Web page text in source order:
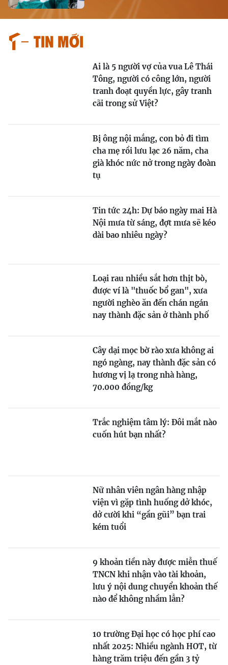
Tin mới
Ai là 5 người vợ của vua Lê Thái
Tông, người có công lớn, người
tranh đoạt quyền lực, gây tranh
cãi trong sử Việt?
Bị ông nội mắng, con bỏ đi tìm
cha mẹ rồi lưu lạc 26 năm, cha
già khóc nức nở trong ngày đoàn
tụ
Tin tức 24h: Dự báo ngày mai Hà
Nội mưa từ sáng, đợt mưa sẽ kéo
dài bao nhiêu ngày?
Loại rau nhiều sắt hơn thịt bò,
được ví là "thuốc bổ gan", xưa
người nghèo ăn đến chán ngán
nay thành đặc sản ở thành phố
Cây dại mọc bờ rào xưa không ai
ngó ngàng, nay thành đặc sản có
hương vị lạ trong nhà hàng,
70.000 đồng/kg
Trắc nghiệm tâm lý: Đôi mắt nào
cuốn hút bạn nhất?
Nữ nhân viên ngân hàng nhập
viện vì gặp tình huống dở khóc,
dở cười khi “gần gũi” bạn trai
kém tuổi
9 khoản tiền này được miễn thuế
TNCN khi nhận vào tài khoản,
lưu ý nội dung chuyển khoản thế
nào để không nhầm lẫn?
10 trường Đại học có học phí cao
nhất 2025: Nhiều ngành HOT, từ
hàng trăm triệu đến gần 3 tỷ